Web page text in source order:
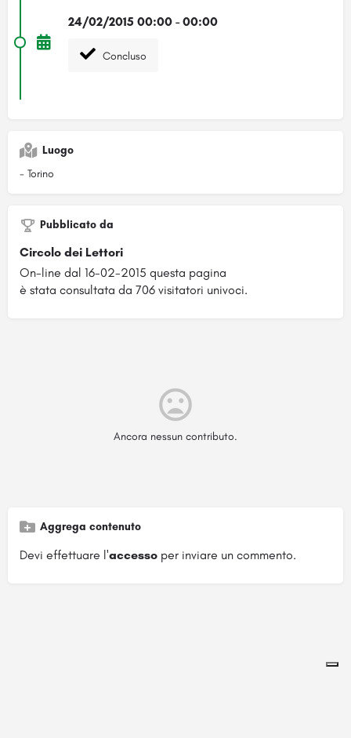
24/02/2015 00:00 - 00:00
Concluso
Luogo
- Torino
Pubblicato da
Circolo dei Lettori
On-line dal 16-02-2015 questa pagina
è stata consultata da 706 visitatori univoci.
Ancora nessun contributo.
Aggrega contenuto
Devi effettuare l'accesso per inviare un commento.